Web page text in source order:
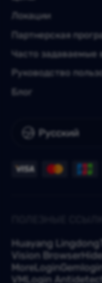
Русский
Локации
Партнерская
Часто задаваемые
Руководство
Блог
Huayang Lingdong
Vision Browser
MoreLogin
VMLogin